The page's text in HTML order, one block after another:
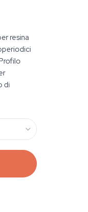
resina
di